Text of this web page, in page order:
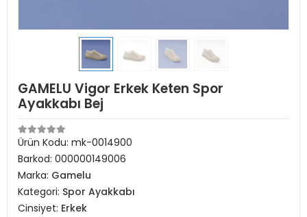
GAMELU Vigor Erkek Keten Spor
Ayakkabı Bej
Ürün Kodu: mk-0014900
Barkod: 000000149006
Marka: Gamelu
Kategori: Spor Ayakkabı
Cinsiyet: Erkek